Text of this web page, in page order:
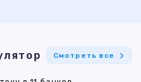
Смотреть все